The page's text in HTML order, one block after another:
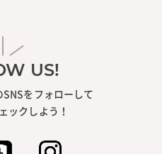
US!
をフォローして
ックしよう！